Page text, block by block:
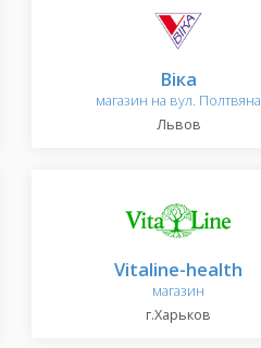
Віка
магазин на вул. Полтвяна
Львов
Vitaline-health
магазин
г.Харьков